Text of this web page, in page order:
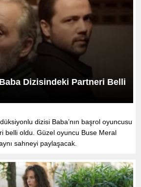
Baba Dizisindeki Partneri Belli
dizisi Baba’nın başrol oyuncusu
belli oldu. Güzel oyuncu Buse Meral
sahneyi paylaşacak.